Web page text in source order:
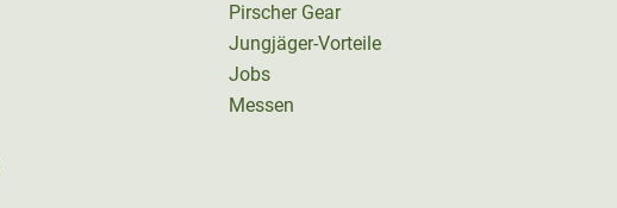
Pirscher Gear
Jungjäger-Vorteile
Jobs
Messen